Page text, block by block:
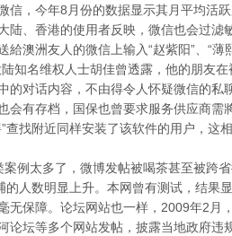
信，今年8月份的数据显示其月平均活
陆、香港的使用者反映，微信也会过滤
給澳洲友人的微信上输入“赵紫阳”、“
知名维权人士胡佳曾透露，他的朋友
的对话内容，不由得令人怀疑微信的
会有存档，国保也曾要求服务供应商
查找附近同样安装了该软件的用户，这
例太多了，微博发帖被喝茶甚至被跨
的人数明显上升。本网曾有测试，结
无保障。论坛网站也一样，2009年2月
论坛等多个网站发帖，披露当地政府违